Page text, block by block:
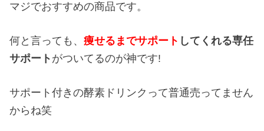
マジでおすすめの商品です。
何と言っても、痩せるまでサポート してくれる専任
サポート がついてるのが神です!
サポート付きの酵素ドリンクって普通売ってません
からね笑